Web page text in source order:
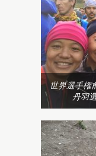
世界選手権
丹羽